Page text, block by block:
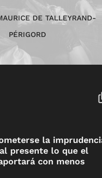
DE TALLEYRAND-
PÉRIGORD
la
presente lo que el
con menos